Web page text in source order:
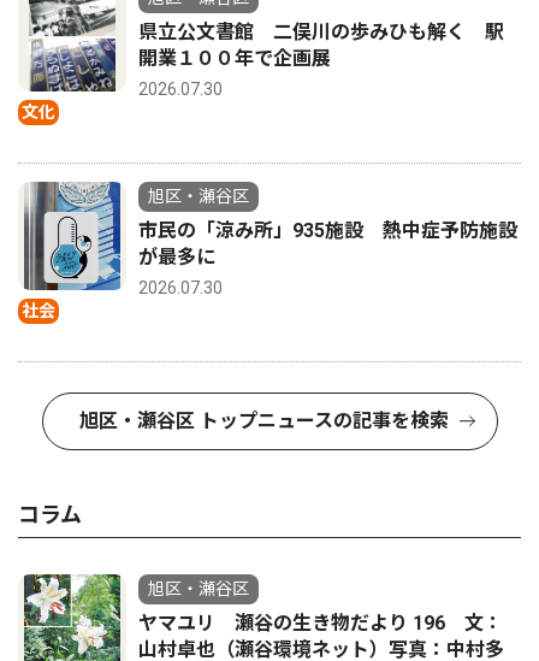
文化
県立公文書館 二俣川の歩みひも解く 駅
開業１００年で企画展
2026.07.30
社会
旭区・瀬谷区
市民の「涼み所」935施設 熱中症予防施設
が最多に
2026.07.30
旭区・瀬谷区 トップニュースの記事を検索
コラム
旭区・瀬谷区
ヤマユリ 瀬谷の生き物だより 196 文：
山村卓也（瀬谷環境ネット）写真：中村多